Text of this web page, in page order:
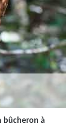
bûcheron à